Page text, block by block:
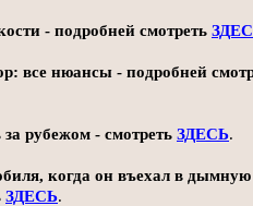
- подробней смотреть
все нюансы - подробней
рубежом - смотреть ЗДЕСЬ.
когда он въехал в дымную
ЗДЕСЬ.